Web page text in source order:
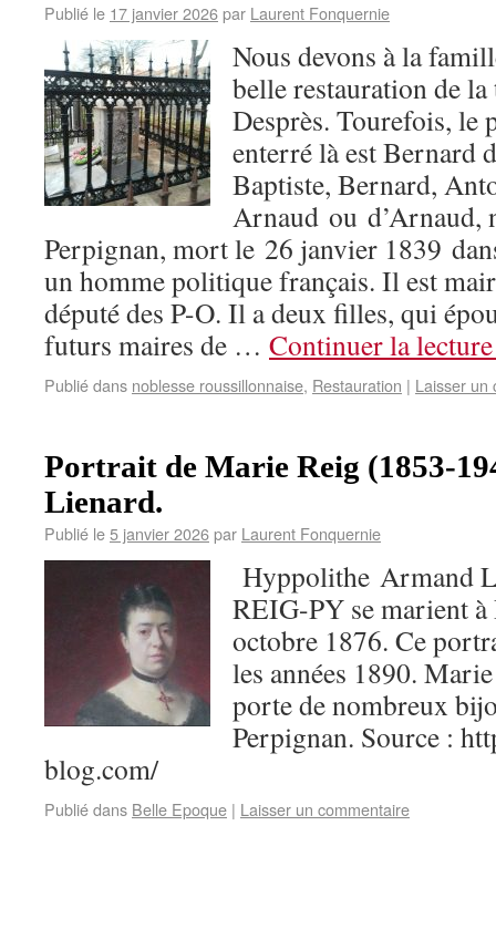
Publié le 17 janvier 2026par Laurent Fonquernie
Nous devons à la
belle restauration de
Desprès. Tourefois, le
enterré là est Bernard
Baptiste, Bernard,
Arnaud ou d’Arnaud,
Perpignan, mort le 26 janvier 1839
un homme politique français. Il est
député des P-O. Il a deux filles, qui
futurs maires de … Continuer la
Publié dans noblesse roussillonnaise, Restauration | Laisser un
Portrait de Marie Reig (1853-
Lienard.
Publié le5 janvier 2026par Laurent Fonquernie
Hyppolithe Armand
REIG-PY se marient à
octobre 1876. Ce
les années 1890.
porte de nombreux
Perpignan. Source :
blog.com/
Publié dans Belle Epoque | Laisser un commentaire